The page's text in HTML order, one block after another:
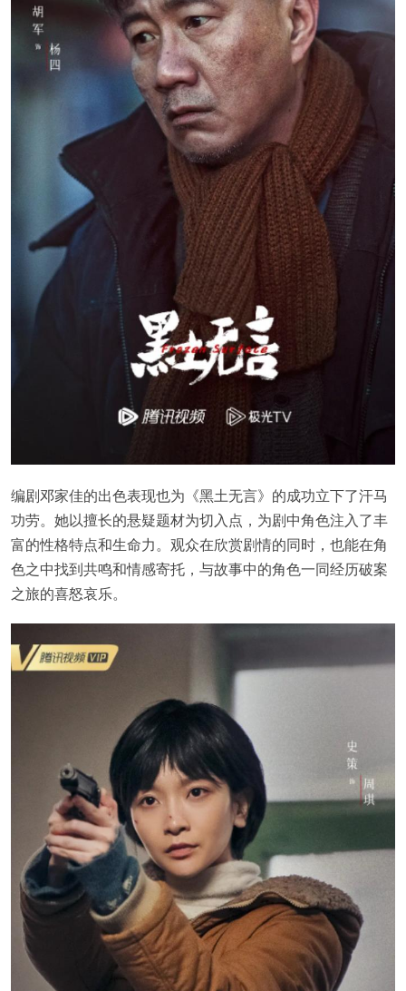
编剧邓家佳的出色表现也为《黑土无言》的成功立下了汗马
功劳。她以擅长的悬疑题材为切入点，为剧中角色注入了丰
富的性格特点和生命力。观众在欣赏剧情的同时，也能在角
色之中找到共鸣和情感寄托，与故事中的角色一同经历破案
之旅的喜怒哀乐。